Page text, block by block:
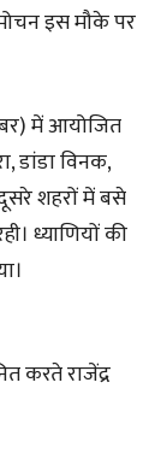
इस मौके पर
में आयोजित
डांडा विनक,
शहरों में बसे
ध्याणियों की
करते राजेंद्र